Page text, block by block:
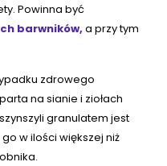
Powinna być
barwników, a przy tym
zdrowego
na sianie i ziołach
granulatem jest
w ilości większej niż